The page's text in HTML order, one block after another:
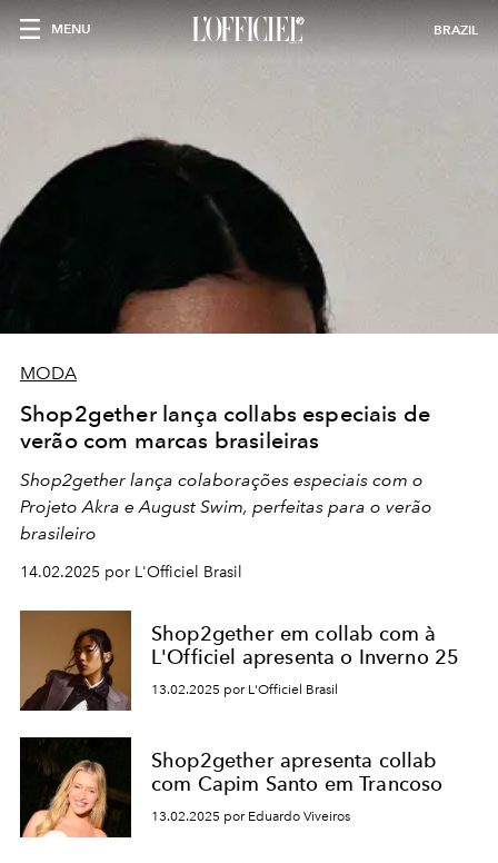
MENU BRAZIL
MODA
Shop2gether lança collabs especiais de
verão com marcas brasileiras
Shop2gether lança colaborações especiais com o
Projeto Akra e August Swim, perfeitas para o verão
brasileiro
14.02.2025 por L'Officiel Brasil
Shop2gether em collab com à
L'Officiel apresenta o Inverno 25
13.02.2025 por L'Officiel Brasil
Shop2gether apresenta collab
com Capim Santo em Trancoso
13.02.2025 por Eduardo Viveiros